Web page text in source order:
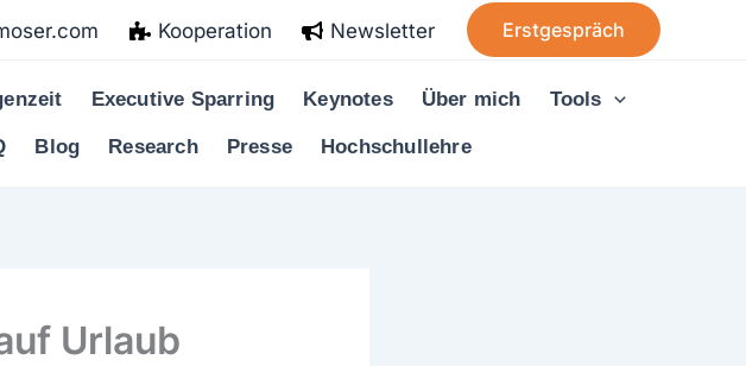
Kooperation Newsletter Erstgespräch
Executive Sparring Keynotes Über mich Tools
Blog Research Presse Hochschullehre
Urlaub